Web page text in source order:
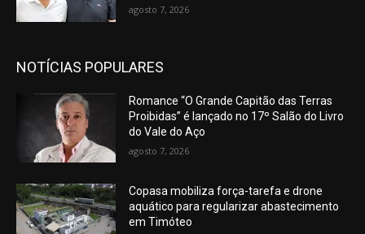
agosto 7, 2026
NOTÍCIAS POPULARES
Romance “O Grande Capitão das Terras
Proibidas” é lançado no 17º Salão do Livro
do Vale do Aço
agosto 7, 2026
Copasa mobiliza força-tarefa e drone
aquático para regularizar abastecimento
em Timóteo